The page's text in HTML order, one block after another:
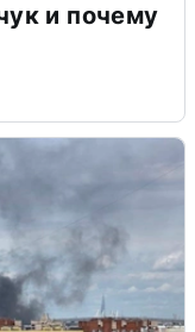
и почему